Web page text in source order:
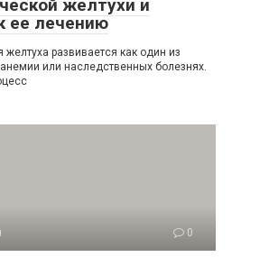
желтухи и
ее лечению
желтуха развивается как один из
или наследственных болезнях.
0